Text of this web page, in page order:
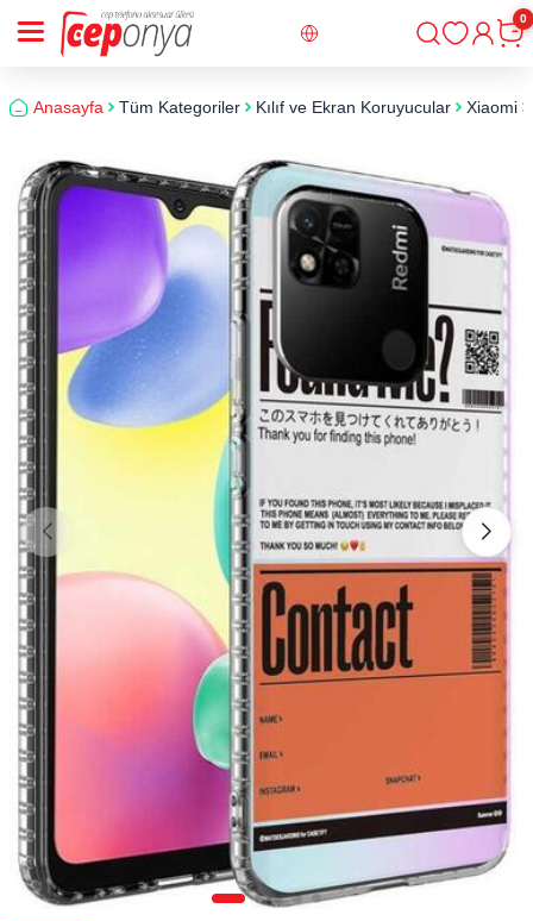
Giriş
0
Anasayfa Tüm Kategoriler Kılıf ve Ekran Koruyucular Xiaomi